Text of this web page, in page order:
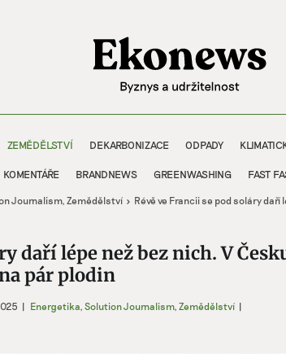
ZEMĚDĚLSTVÍ DEKARBONIZACE ODPADY
KOMENTÁŘE BRANDNEWS GREENWASHING FAST
Journalism Zemědělství Révě ve Francii se pod soláry
daří lépe než bez nich. V
pár plodin
| Energetika, Solution Journalism, Zemědělství |